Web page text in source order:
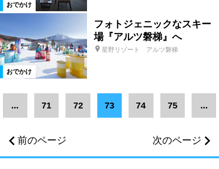
デート 道の駅
絞り込む
おでかけ
おでかけ
フォトジェニックなスキー
場『アルツ磐梯』へ
星野リゾート アルツ磐梯
前のページ
... 71 72 73 74 75 ...
次のページ